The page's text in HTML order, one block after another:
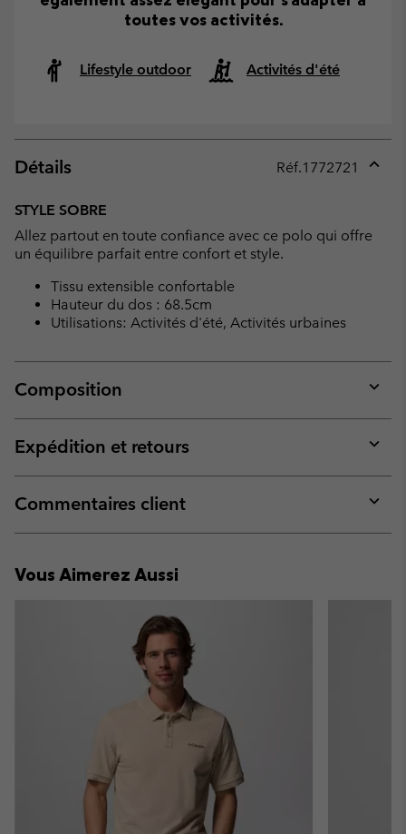
toutes vos activités.
Lifestyle outdoor Activités d'été
Détails Réf.1772721
STYLE SOBRE
Allez partout en toute confiance avec ce polo qui offre
un équilibre parfait entre confort et style.
Tissu extensible confortable
Hauteur du dos : 68.5cm
Utilisations: Activités d'été, Activités urbaines
Composition
or
Expédition et retours
or
Commentaires client
or
Vous Aimerez Aussi